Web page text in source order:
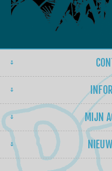
MIJN